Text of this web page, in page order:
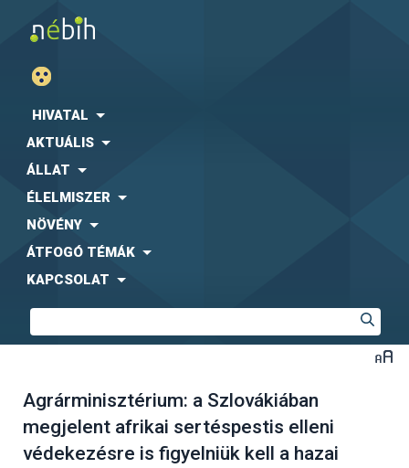
HIVATAL
AKTUÁLIS
ÁLLAT
ÉLELMISZER
NÖVÉNY
ÁTFOGÓ TÉMÁK
KAPCSOLAT
Agrárminisztérium: a Szlovákiában
megjelent afrikai sertéspestis elleni
védekezésre is figyelniük kell a hazai